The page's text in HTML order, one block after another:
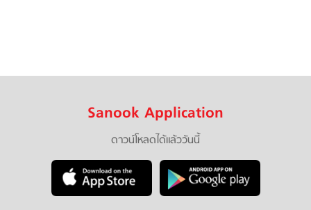
Sanook Application
ดาวน์โหลดได้แล้ววันนี้